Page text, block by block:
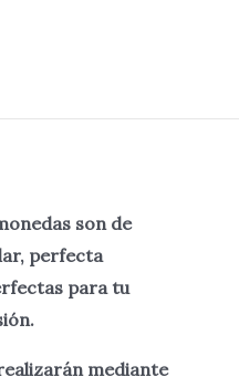
son de
perfecta
para tu
mediante